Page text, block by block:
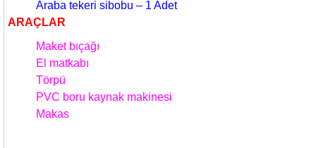
Araba tekeri sibobu – 1 Adet
ARAÇLAR
Maket bıçağı
El matkabı
Törpü
PVC boru kaynak makinesi
Makas